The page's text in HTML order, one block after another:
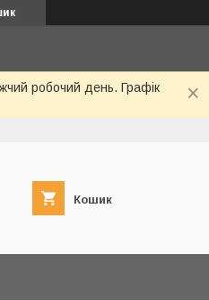
робочий день. Графік
Кошик